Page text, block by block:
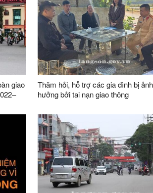
giao
Thăm hỏi, hỗ trợ các gia đình bị ảnh
hưởng bởi tai nạn giao thông